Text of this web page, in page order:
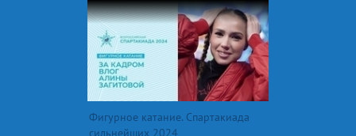
Фигурное катание. Спартакиада
сильнейших 2024